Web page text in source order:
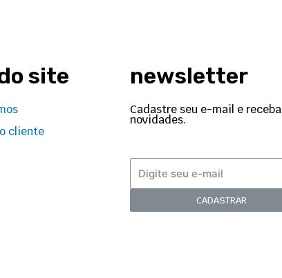
site
cliente
newsletter
Cadastre seu e-mail e receba
novidades.
CADASTRAR